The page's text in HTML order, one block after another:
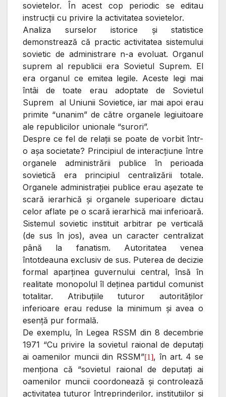
sovietelor. În acest cop periodic se editau
instrucţii cu privire la activitatea sovietelor.
Analiza surselor istorice şi statistice
demonstrează că practic activitatea sistemului
sovietic de administrare n-a evoluat. Organul
suprem al republicii era Sovietul Suprem. El
era organul ce emitea legile. Aceste legi mai
întâi de toate erau adoptate de Sovietul
Suprem al Uniunii Sovietice, iar mai apoi erau
primite “unanim” de către organele legiuitoare
ale republicilor unionale “surori”.
Despre ce fel de relaţii se poate de vorbit într-
o aşa societate? Principiul de interacţiune între
organele administrării publice în perioada
sovietică era principiul centralizării totale.
Organele administraţiei publice erau aşezate te
scară ierarhică şi organele superioare dictau
celor aflate pe o scară ierarhică mai inferioară.
Sistemul sovietic instituit arbitrar pe verticală
(de sus în jos), avea un caracter centralizat
până la fanatism. Autoritatea venea
întotdeauna exclusiv de sus. Puterea de decizie
formal aparţinea guvernului central, însă în
realitate monopolul îl deţinea partidul comunist
totalitar. Atribuţiile tuturor autorităţilor
inferioare erau reduse la minimum şi avea o
esenţă pur formală.
De exemplu, în Legea RSSM din 8 decembrie
1971 “Cu privire la sovietul raional de deputaţi
ai oamenilor muncii din RSSM”[1], în art. 4 se
menţiona că “sovietul raional de deputaţi ai
oamenilor muncii coordonează şi controlează
activitatea tuturor întreprinderilor, instituţiilor şi